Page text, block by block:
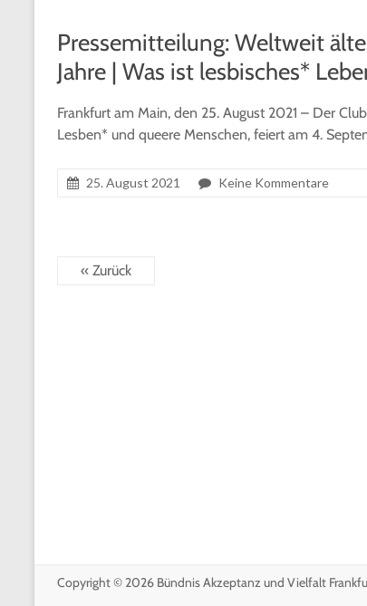
Pressemitteilung: Weltweit
Jahre | Was ist lesbisches*
Frankfurt am Main, den 25. August 2021 – Der
Lesben* und queere Menschen, feiert am 4.
25. August 2021 Keine Kommentare
« Zurück
Copyright © 2026 Bündnis Akzeptanz und Vielfalt